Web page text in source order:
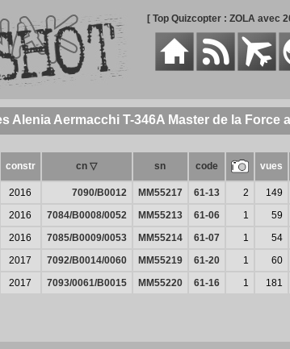
[ Top Quizcopter : ZOLA avec
Alenia Aermacchi T-346A Master de la Force
constr cn ▽ sn code vues
2016 7090/B0012 MM55217 61-13 2 149
2016 7084/B0008/0052 MM55213 61-06 1 59
2016 7085/B0009/0053 MM55214 61-07 1 54
2017 7092/B0014/0060 MM55219 61-20 1 60
2017 7093/0061/B0015 MM55220 61-16 1 181